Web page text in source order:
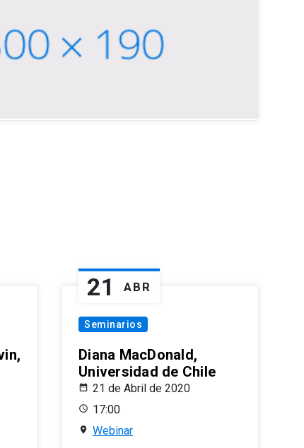
21 ABR
Seminarios
Diana MacDonald,
Universidad de Chile
21 de Abril de 2020
17:00
Webinar